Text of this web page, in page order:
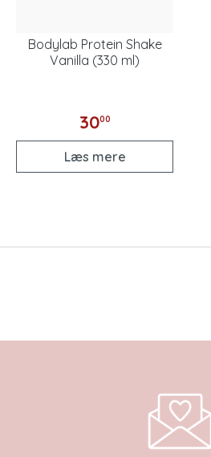
Bodylab Protein Shake
Vanilla (330 ml)
3000
Læs mere